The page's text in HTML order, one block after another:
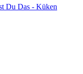
Du Das - Küken